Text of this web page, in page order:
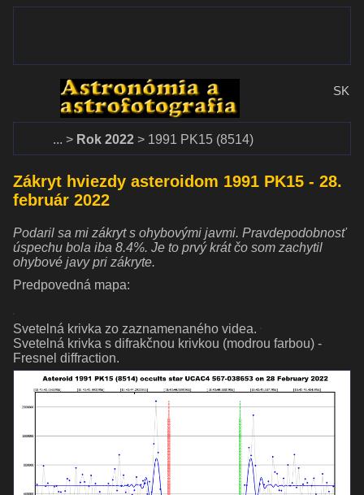
Zákryt hviezdy asteroidom 1991 PK15 - 28.
február 2022
Podaril sa mi zákryt s ohybovými javmi. Pravdepodobnosť
úspechu bola iba 8.4%. Je to prvý krát čo som zachytil
ohybové javy pri zákryte.
Predpovedná mapa:
Svetelná krivka zo zaznamenaného videa.
Svetelná krivka s difrakčnou krivkou (modrou farbou) -
Fresnel diffraction.
Rok 2022 1991 PK15 (8514)
www.astronomy.sk SK